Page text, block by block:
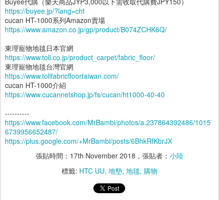
https://buyee.jp/?lang=cht
cucan HT-1000系列Amazon賣場
https://www.amazon.co.jp/gp/product/B074ZCHK6Q/
東理寵物地毯日本官網
https://www.toli.co.jp/product_carpet/fabric_floor/
東理寵物地毯台灣官網
https://www.tolifabricfloortaiwan.com/
cucan HT-1000介紹
https://www.cucannetshop.jp/fs/cucan/ht1000-40-40
----------
https://www.facebook.com/MrBambi/photos/a.237864392486/1015
6739956652487/
https://plus.google.com/+MrBambi/posts/6BhkRfKbrJX
張貼時間： 17th November 2018 ，張貼者： 小陸
標籤: HTC UU 地墊 地毯 購物